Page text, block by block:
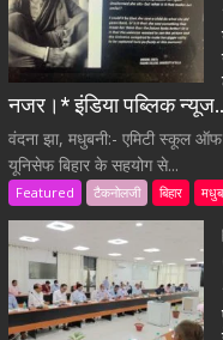
नजर।* इंडिया पब्लिक
वंदना झा, मधुबनी:- एमिटी स्कूल ऑफ
यूनिसेफ बिहार के सहयोग से...
Featured टैकनोलजी बिहार